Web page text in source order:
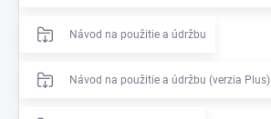
Návod na použitie a údržbu
Návod na použitie a údržbu (verzia Plus)